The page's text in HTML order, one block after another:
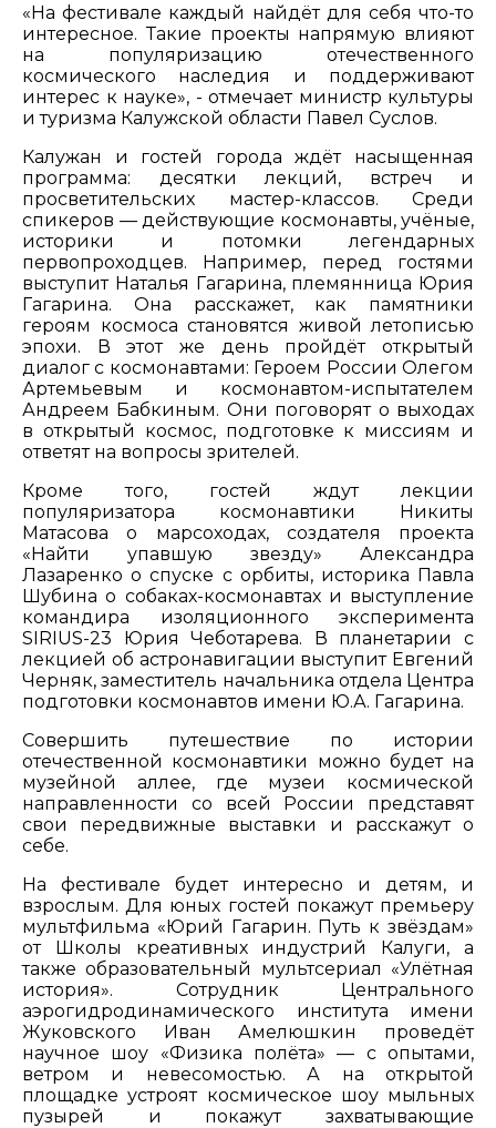
«На фестивале каждый найдёт для себя что-то
интересное. Такие проекты напрямую влияют
на популяризацию отечественного
космического наследия и поддерживают
интерес к науке», - отмечает министр культуры
и туризма Калужской области Павел Суслов.
Калужан и гостей города ждёт насыщенная
программа: десятки лекций, встреч и
просветительских мастер-классов. Среди
спикеров — действующие космонавты, учёные,
историки и потомки легендарных
первопроходцев. Например, перед гостями
выступит Наталья Гагарина, племянница Юрия
Гагарина. Она расскажет, как памятники
героям космоса становятся живой летописью
эпохи. В этот же день пройдёт открытый
диалог с космонавтами: Героем России Олегом
Артемьевым и космонавтом-испытателем
Андреем Бабкиным. Они поговорят о выходах
в открытый космос, подготовке к миссиям и
ответят на вопросы зрителей.
Кроме того, гостей ждут лекции
популяризатора космонавтики Никиты
Матасова о марсоходах, создателя проекта
«Найти упавшую звезду» Александра
Лазаренко о спуске с орбиты, историка Павла
Шубина о собаках-космонавтах и выступление
командира изоляционного эксперимента
SIRIUS-23 Юрия Чеботарева. В планетарии с
лекцией об астронавигации выступит Евгений
Черняк, заместитель начальника отдела Центра
подготовки космонавтов имени Ю.А. Гагарина.
Совершить путешествие по истории
отечественной космонавтики можно будет на
музейной аллее, где музеи космической
направленности со всей России представят
свои передвижные выставки и расскажут о
себе.
На фестивале будет интересно и детям, и
взрослым. Для юных гостей покажут премьеру
мультфильма «Юрий Гагарин. Путь к звёздам»
от Школы креативных индустрий Калуги, а
также образовательный мультсериал «Улётная
история». Сотрудник Центрального
аэрогидродинамического института имени
Жуковского Иван Амелюшкин проведёт
научное шоу «Физика полёта» — с опытами,
ветром и невесомостью. А на открытой
площадке устроят космическое шоу мыльных
пузырей и покажут захватывающие